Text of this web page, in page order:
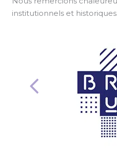
institutionnels et historiques.